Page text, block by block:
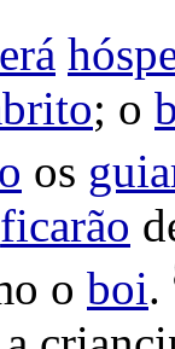
; o
os
ficarão
o boi.